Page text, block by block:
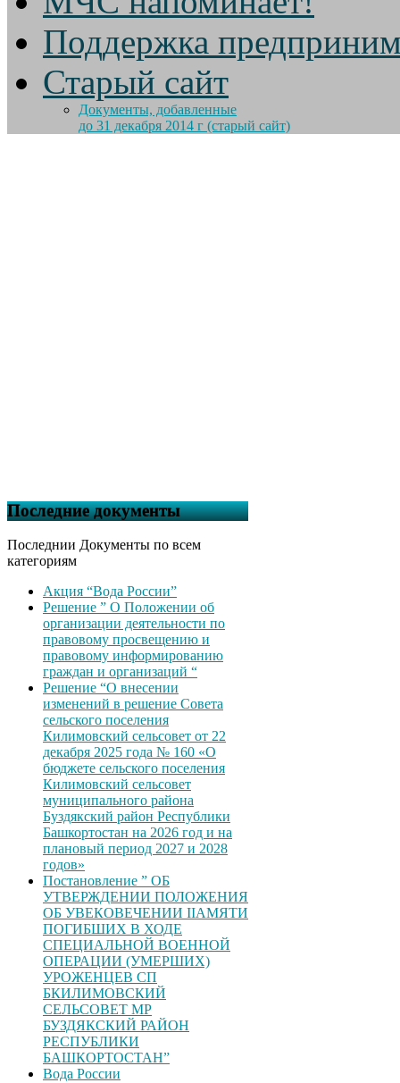
Поддержка
Старый сайт
Документы, добавленные
до 31 декабря 2014 г (старый сайт)
Последние документы
Последнии Документы по всем
категориям
Акция “Вода России”
Решение ” О Положении об
организации деятельности по
правовому просвещению и
правовому информированию
граждан и организаций “
Решение “О внесении
изменений в решение Совета
сельского поселения
Килимовский сельсовет от 22
декабря 2025 года № 160 «О
бюджете сельского поселения
Килимовский сельсовет
муниципального района
Буздякский район Республики
Башкортостан на 2026 год и на
плановый период 2027 и 2028
годов»
Постановление ” ОБ
УТВЕРЖДЕНИИ ПОЛОЖЕНИЯ
ОБ УВЕКОВЕЧЕНИИ ІІАМЯТИ
ПОГИБШИХ В ХОДЕ
СПЕЦИАЛЬНОЙ ВОЕННОЙ
ОПЕРАЦИИ (УМЕРШИХ)
УРОЖЕНЦЕВ CП
БКИЛИМОВСКИЙ
СЕЛЬСОВЕТ МР
БУЗДЯКСКИЙ РАЙОН
РЕСПУБЛИКИ
БАШКОРТОСТАН”
Вода России